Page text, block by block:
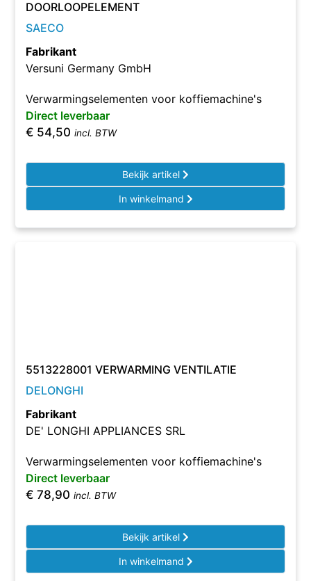
DOORLOOPELEMENT
SAECO
Fabrikant
Versuni Germany GmbH
Verwarmingselementen voor koffiemachine's
Direct leverbaar
€ 54,50 incl. BTW
Bekijk artikel
In winkelmand
5513228001 VERWARMING VENTILATIE
DELONGHI
Fabrikant
DE' LONGHI APPLIANCES SRL
Verwarmingselementen voor koffiemachine's
Direct leverbaar
€ 78,90 incl. BTW
Bekijk artikel
In winkelmand